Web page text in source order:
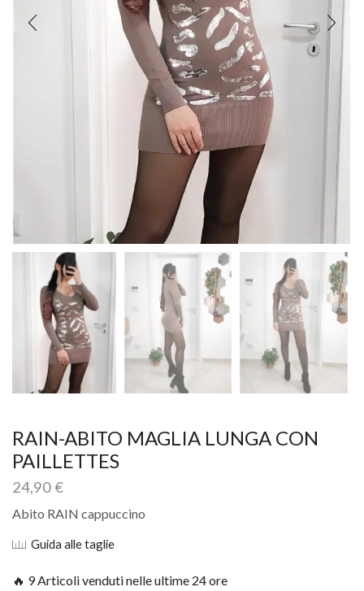
RAIN-ABITO MAGLIA LUNGA CON
PAILLETTES
24,90€
Abito RAIN cappuccino
Guida alle taglie
🔥 9 Articoli venduti nelle ultime 24 ore